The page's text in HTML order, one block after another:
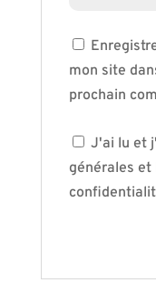
mon site
prochain
J'ai lu et
générales